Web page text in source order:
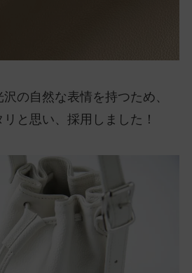
の自然な表情を持つため、
と思い、採用しました！